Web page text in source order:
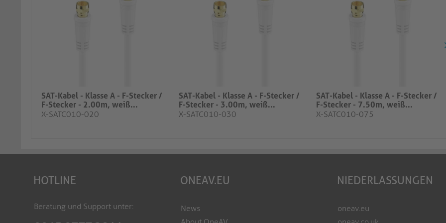
SAT-Kabel - Klasse A - F-Stecker /
F-Stecker - 2.00m, weiß​...
X-SATC010-020
SAT-Kabel - Klasse A - F-Stecker /
F-Stecker - 3.00m, weiß​...
X-SATC010-030
SAT-Kabel - Klasse A - F-Stecker /
F-Stecker - 7.50m, weiß​...
X-SATC010-075
HOTLINE
Beratung und Support unter:
ONEAV.EU
News
NIEDERLASSUNGEN
oneav.eu